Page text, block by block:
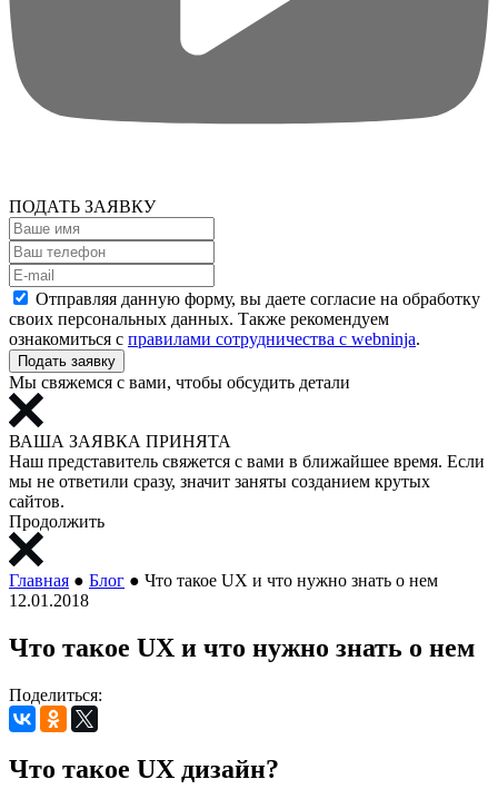
ПОДАТЬ ЗАЯВКУ
Отправляя данную форму, вы даете согласие на обработку
своих персональных данных. Также рекомендуем
ознакомиться с правилами сотрудничества с webninja.
Подать заявку
Мы свяжемся с вами, чтобы обсудить детали
ВАША ЗАЯВКА ПРИНЯТА
Наш представитель свяжется с вами в ближайшее время. Если
мы не ответили сразу, значит заняты созданием крутых
сайтов.
Продолжить
Главная ● Блог ● Что такое UX и что нужно знать о нем
12.01.2018
Что такое UX и что нужно знать о нем
Поделиться:
Что такое UX дизайн?